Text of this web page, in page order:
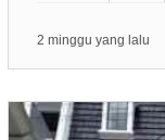
2 minggu yang lalu